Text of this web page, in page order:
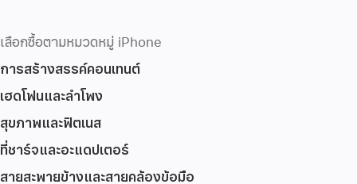
เลือกซื้อตามหมวดหมู่ iPhone
การสร้างสรรค์คอนเทนต์
เฮดโฟนและลำโพง
สุขภาพและฟิตเนส
ที่ชาร์จและอะแดปเตอร์
สายสะพายข้างและสายคล้องข้อมือ